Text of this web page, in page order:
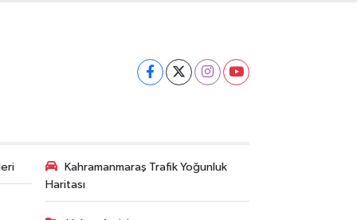
Kahramanmaraş Trafik Yoğunluk
Haritası